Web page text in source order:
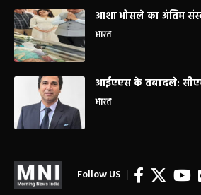
आशा भोसले का अंतिम
भारत
आईएएस के तबादले:
भारत
Follow US